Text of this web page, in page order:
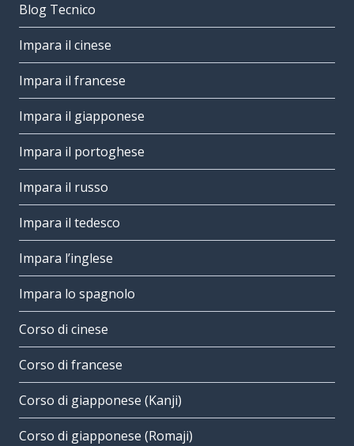
Blog Tecnico
Impara il cinese
Impara il francese
Impara il giapponese
Impara il portoghese
Impara il russo
Impara il tedesco
Impara l’inglese
Impara lo spagnolo
Corso di cinese
Corso di francese
Corso di giapponese (Kanji)
Corso di giapponese (Romaji)